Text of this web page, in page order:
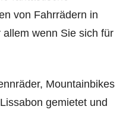
von Fahrrädern in
wenn Sie sich für
Mountainbikes
gemietet und